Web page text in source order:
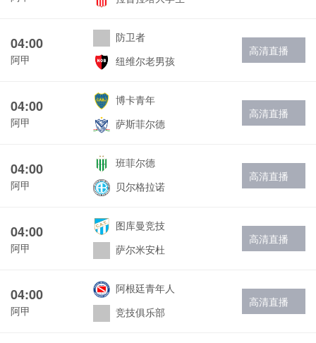
04:00
阿甲
防卫者
纽维尔老男孩
高清直播
04:00
阿甲
博卡青年
萨斯菲尔德
高清直播
04:00
阿甲
班菲尔德
贝尔格拉诺
高清直播
04:00
阿甲
图库曼竞技
萨尔米安杜
高清直播
04:00
阿甲
阿根廷青年人
竞技俱乐部
高清直播